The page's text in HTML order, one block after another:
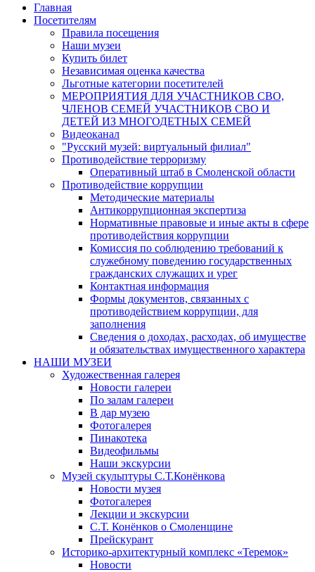
Главная
Посетителям
Правила посещения
Наши музеи
Купить билет
Независимая оценка качества
Льготные категории посетителей
МЕРОПРИЯТИЯ ДЛЯ УЧАСТНИКОВ СВО,
ЧЛЕНОВ СЕМЕЙ УЧАСТНИКОВ СВО И
ДЕТЕЙ ИЗ МНОГОДЕТНЫХ СЕМЕЙ
Видеоканал
"Русский музей: виртуальный филиал"
Противодействие терроризму
Оперативный штаб в Смоленской области
Противодействие коррупции
Методические материалы
Антикоррупционная экспертиза
Нормативные правовые и иные акты в сфере
противодействия коррупции
Комиссия по соблюдению требований к
служебному поведению государственных
гражданских служащих и урег
Контактная информация
Формы документов, связанных с
противодействием коррупции, для
заполнения
Сведения о доходах, расходах, об имуществе
и обязательствах имущественного характера
НАШИ МУЗЕИ
Художественная галерея
Новости галереи
По залам галереи
В дар музею
Фотогалерея
Пинакотека
Видеофильмы
Наши экскурсии
Музей скульптуры С.Т.Конёнкова
Новости музея
Фотогалерея
Лекции и экскурсии
С.Т. Конёнков о Смоленщине
Прейскурант
Историко-архитектурный комплекс «Теремок»
Новости